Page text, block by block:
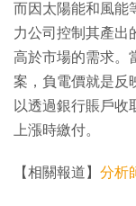
而因太陽能和風能
力公司控制其產出
高於市場的需求。
案，負電價就是反
以透過銀行賬戶收
上漲時繳付。
【相關報道】 分析